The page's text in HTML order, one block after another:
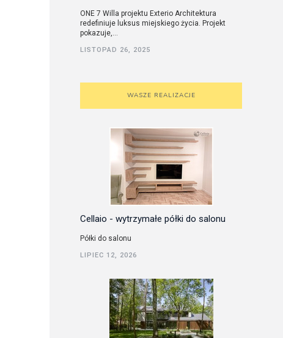
ONE 7 Willa projektu Exterio Architektura
redefiniuje luksus miejskiego życia. Projekt
pokazuje,...
LISTOPAD 26, 2025
WASZE REALIZACJE
Cellaio - wytrzymałe półki do salonu
Półki do salonu
LIPIEC 12, 2026